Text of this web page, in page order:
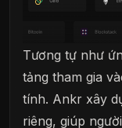
Tương tự như
tảng tham gia
tính. Ankr xây
riêng, giúp